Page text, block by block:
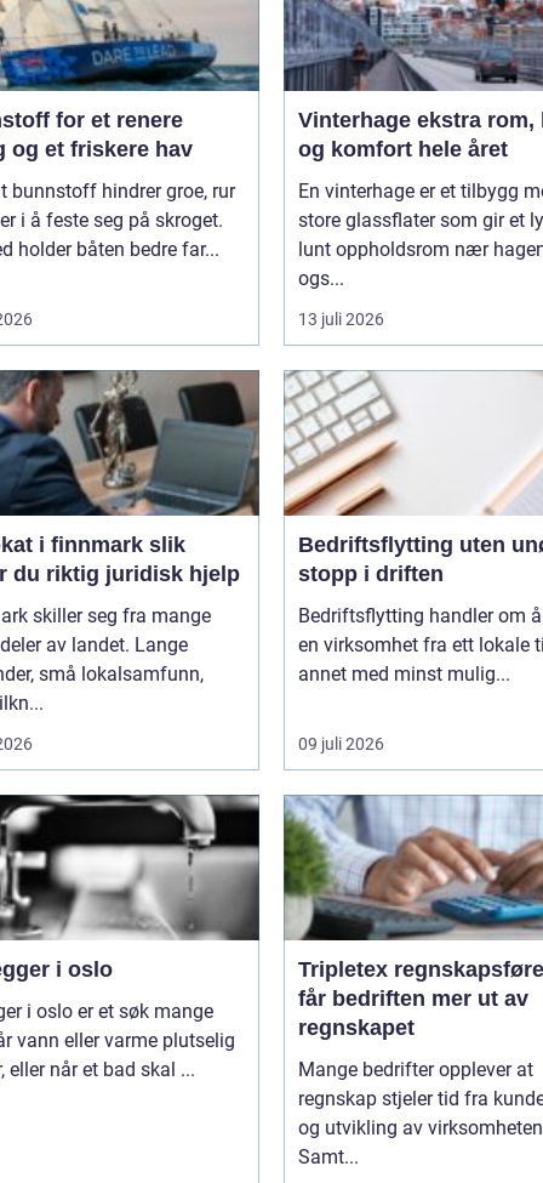
for et renere
og et friskere hav
bunnstoff hindrer groe, rur
i å feste seg på skroget.
holder båten bedre far...
Vinterhage ekstra rom, lys
og komfort hele året
En vinterhage er et tilbygg
store glassflater som gir et
lunt oppholdsrom nær
ogs...
13 juli 2026
i finnmark slik
du riktig juridisk hjelp
skiller seg fra mange
av landet. Lange
små lokalsamfunn,
Bedriftsflytting uten
stopp i driften
Bedriftsflytting handler om
en virksomhet fra ett lokale
annet med minst mulig...
09 juli 2026
i oslo
i oslo er et søk mange
vann eller varme plutselig
eller når et bad skal ...
Tripletex regnskapsfører
får bedriften mer ut av
regnskapet
Mange bedrifter opplever at
regnskap stjeler tid fra
og utvikling av
Samt...